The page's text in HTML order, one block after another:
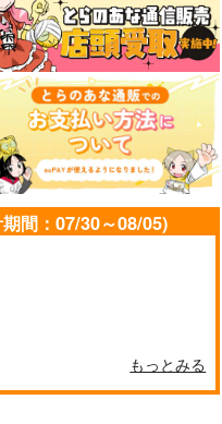
間：07/30～08/05)
もっとみる